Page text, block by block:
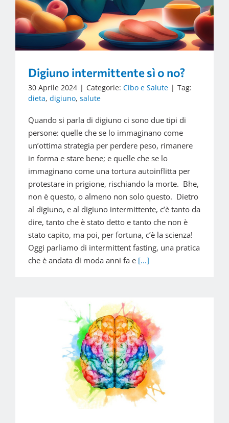
Digiuno intermittente sì o no?
30 Aprile 2024 | Categorie: Cibo e Salute | Tag:
dieta, digiuno, salute
Quando si parla di digiuno ci sono due tipi di
persone: quelle che se lo immaginano come
un’ottima strategia per perdere peso, rimanere
in forma e stare bene; e quelle che se lo
immaginano come una tortura autoinflitta per
protestare in prigione, rischiando la morte. Bhe,
non è questo, o almeno non solo questo. Dietro
al digiuno, e al digiuno intermittente, c’è tanto da
dire, tanto che è stato detto e tanto che non è
stato capito, ma poi, per fortuna, c’è la scienza!
Oggi parliamo di intermittent fasting, una pratica
che è andata di moda anni fa e [...]